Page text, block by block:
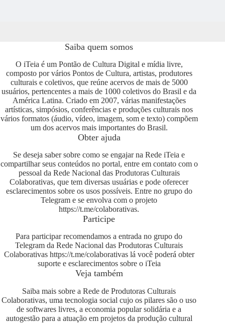
Saiba quem somos
O iTeia é um Pontão de Cultura Digital e mídia livre,
composto por vários Pontos de Cultura, artistas, produtores
culturais e coletivos, que reúne acervos de mais de 5000
usuários, pertencentes a mais de 1000 coletivos do Brasil e da
América Latina. Criado em 2007, várias manifestações
artísticas, simpósios, conferências e produções culturais nos
vários formatos (áudio, vídeo, imagem, som e texto) compõem
um dos acervos mais importantes do Brasil.
Obter ajuda
Se deseja saber sobre como se engajar na Rede iTeia e
compartilhar seus conteúdos no portal, entre em contato com o
pessoal da Rede Nacional das Produtoras Culturais
Colaborativas, que tem diversas usuárias e pode oferecer
esclarecimentos sobre os usos possíveis. Entre no grupo do
Telegram e se envolva com o projeto
https://t.me/colaborativas.
Participe
Para participar recomendamos a entrada no grupo do
Telegram da Rede Nacional das Produtoras Culturais
Colaborativas https://t.me/colaborativaslá você poderá obter
suporte e esclarecimentos sobre o iTeia
Veja também
Saiba mais sobre a Rede de Produtoras Culturais
Colaborativas, uma tecnologia social cujo os pilares são o uso
de softwares livres, a economia popular solidária e a
autogestão para a atuação em projetos da produção cultural